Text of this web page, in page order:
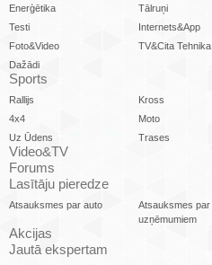
Enerģētika Tālruņi
Testi
Internets&App
Foto&Video
TV&Cita Tehnika
Dažādi
Sports
Rallijs Kross
4x4
Moto
Uz Ūdens
Trases
Video&TV
Forums
Lasītāju pieredze
Atsauksmes par auto
Atsauksmes par
uzņēmumiem
Akcijas
Jautā ekspertam